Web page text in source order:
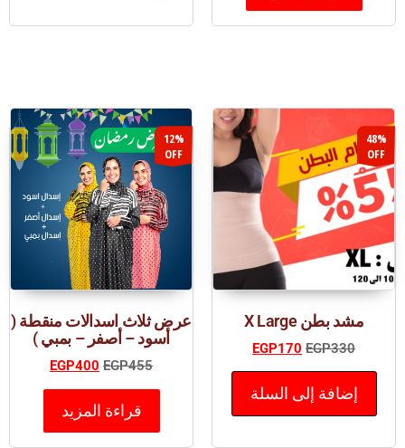
48%
OFF
مشد بطن X Large
EGP330
EGP170
إضافة إلى السلة
12%
OFF
عرض ثلاث اسدالات منقطة (
أسود – أصفر – بمبي )
EGP455
EGP400
قراءة المزيد